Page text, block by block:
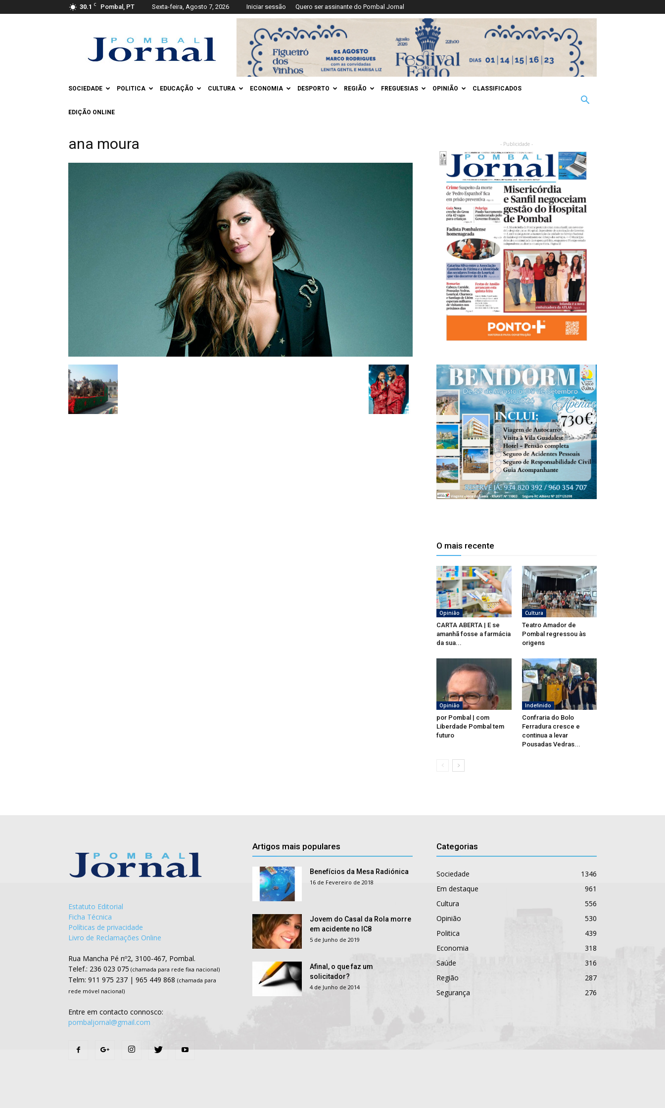
30.1 C Pombal, PT Sexta-feira, Agosto 7, 2026 Iniciar sessão Quero ser assinante do Pombal Jornal
Jornal
SOCIEDADE POLITICA EDUCAÇÃO CULTURA ECONOMIA DESPORTO REGIÃO FREGUESIAS OPINIÃO CLASSIFICADOS
EDIÇÃO ONLINE
ana moura - Publicidade -
O mais recente
Opinião
CARTA ABERTA | E se
amanhã fosse a farmácia
da sua...
Cultura
Teatro Amador de
Pombal regressou às
origens
Opinião
por Pombal | com
Liberdade Pombal tem
futuro
Indefinido
Confraria do Bolo
Ferradura cresce e
continua a levar
Pousadas Vedras...
Estatuto Editorial
Ficha Técnica
Políticas de privacidade
Livro de Reclamações Online
Rua Mancha Pé nº2, 3100-467, Pombal.
Telef.: 236 023 075 (chamada para rede fixa nacional)
Telm: 911 975 237 | 965 449 868 (chamada para
rede móvel nacional)
Entre em contacto connosco:
pombaljornal@gmail.com
Artigos mais populares
Benefícios da Mesa Radiónica
16 de Fevereiro de 2018
Jovem do Casal da Rola morre
em acidente no IC8
5 de Junho de 2019
Afinal, o que faz um
solicitador?
4 de Junho de 2014
Categorias
Sociedade
1346
Em destaque
961
Cultura
556
Opinião
530
Politica
439
Economia
318
Saúde
316
Região
287
Segurança
276